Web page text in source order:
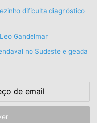
dificulta diagnóstico
Gandelman
no Sudeste e geada